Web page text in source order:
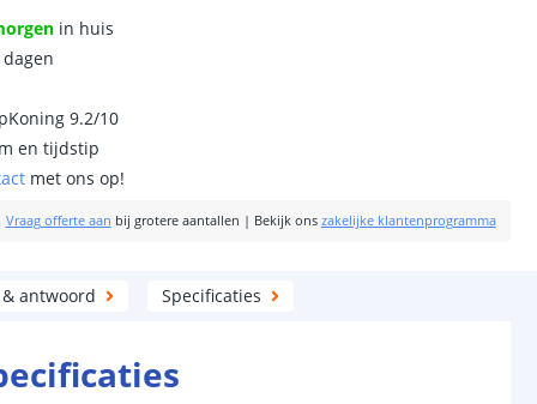
in huis
9.2/10
en tijdstip
met ons op!
Vraag offerte aan bij grotere aantallen | Bekijk ons zakelijke klantenprogramma
antwoord Specificaties